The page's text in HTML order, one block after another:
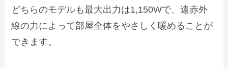
どちらのモデルも最大出力は1,150Wで、遠赤外
線の力によって部屋全体をやさしく暖めることが
できます。